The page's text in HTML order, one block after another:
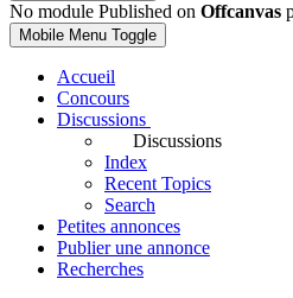
No module Published on Offcanvas
Mobile Menu Toggle
Accueil
Concours
Discussions
Discussions
Index
Recent Topics
Search
Petites annonces
Publier une annonce
Recherches